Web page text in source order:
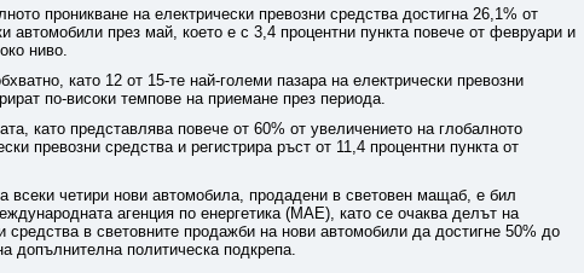
проникване на електрически превозни средства достигна 26,1% от
автомобили през май, което е с 3,4 процентни пункта повече от февруари и
ниво.
като 12 от 15-те най-големи пазара на електрически превозни
по-високи темпове на приемане през периода.
като представлява повече от 60% от увеличението на глобалното
превозни средства и регистрира ръст от 11,4 процентни пункта от
всеки четири нови автомобила, продадени в световен мащаб, е бил
агенция по енергетика (МАЕ), като се очаква делът на
средства в световните продажби на нови автомобили да достигне 50% до
допълнителна политическа подкрепа.